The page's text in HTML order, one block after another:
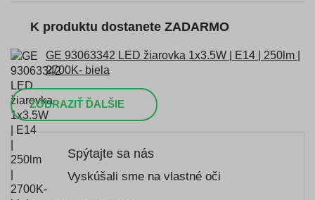
K produktu dostanete ZADARMO
GE 93063342 LED žiarovka 1x3.5W | E14 | 250lm |
2700K- biela
ZOBRAZIŤ ĎALŠIE
Spýtajte sa nás
Vyskúšali sme na vlastné oči